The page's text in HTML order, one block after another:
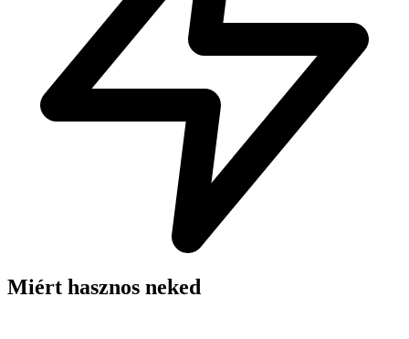
Miért hasznos neked